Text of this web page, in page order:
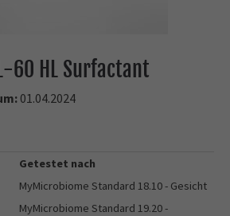
60 HL Surfactant
01.04.2024
Getestet nach
MyMicrobiome Standard 18.10 - Gesicht
MyMicrobiome Standard 19.20 -